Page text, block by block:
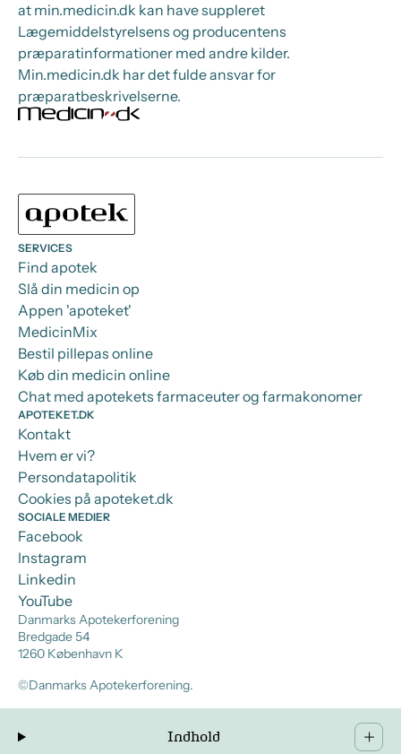
Indhold
at min.medicin.dk kan have suppleret
Lægemiddelstyrelsens og producentens
præparatinformationer med andre kilder.
Min.medicin.dk har det fulde ansvar for
præparatbeskrivelserne.
Danmarks Apotekerforening
Bredgade 54
1260 København K
©Danmarks Apotekerforening.
SERVICES
Find apotek
Slå din medicin op
Appen 'apoteket'
MedicinMix
Bestil pillepas online
Køb din medicin online
Chat med apotekets farmaceuter og farmakonomer
APOTEKET.DK
Kontakt
Hvem er vi?
Persondatapolitik
Cookies på apoteket.dk
SOCIALE MEDIER
Facebook
Instagram
Linkedin
YouTube